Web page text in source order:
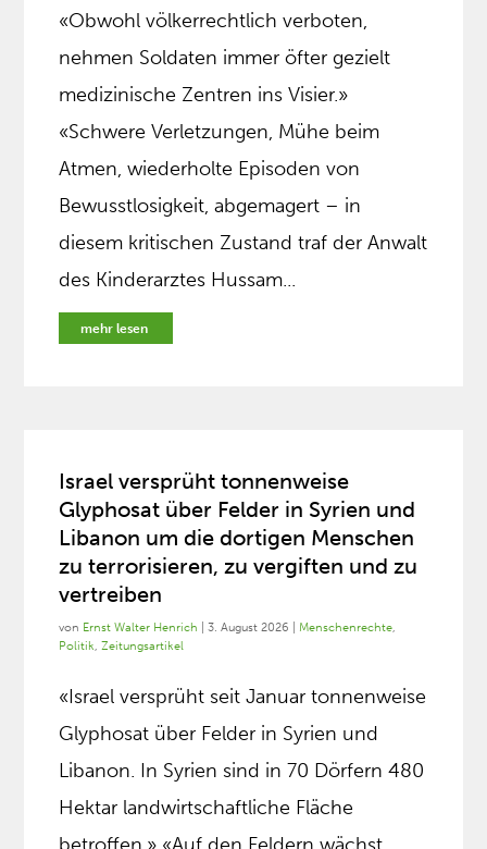
«Obwohl völkerrechtlich verboten,
nehmen Soldaten immer öfter gezielt
medizinische Zentren ins Visier.»
«Schwere Verletzungen, Mühe beim
Atmen, wiederholte Episoden von
Bewusstlosigkeit, abgemagert – in
diesem kritischen Zustand traf der Anwalt
des Kinderarztes Hussam...
mehr lesen
Israel versprüht tonnenweise
Glyphosat über Felder in Syrien und
Libanon um die dortigen Menschen
zu terrorisieren, zu vergiften und zu
vertreiben
von Ernst Walter Henrich |3. August 2026 Menschenrechte,
Politik,Zeitungsartikel
«Israel versprüht seit Januar tonnenweise
Glyphosat über Felder in Syrien und
Libanon. In Syrien sind in 70 Dörfern 480
Hektar landwirtschaftliche Fläche